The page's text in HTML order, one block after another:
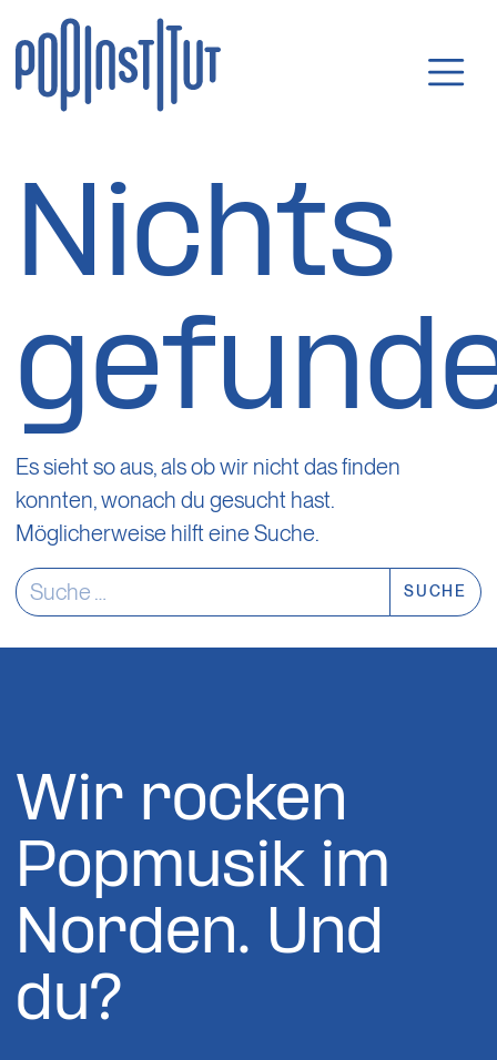
Direkt zum Inhalt wechseln
Nichts
Es sieht so aus, als ob wir nicht das finden
konnten, wonach du gesucht hast.
Möglicherweise hilft eine Suche.
Suche nach:
Wir rocken
Popmusik im
Norden. Und
du?